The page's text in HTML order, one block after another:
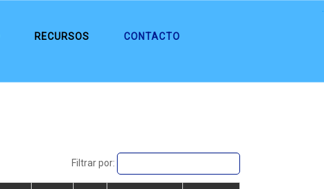
RECURSOS CONTACTO
Filtrar por: